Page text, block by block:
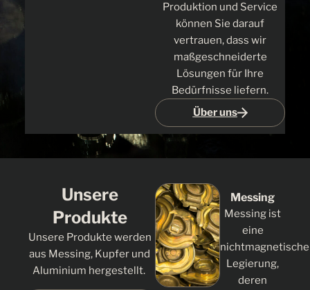
Produktion und Service
können Sie darauf
vertrauen, dass wir
maßgeschneiderte
Lösungen für Ihre
Bedürfnisse liefern.
Über uns
Unsere
Produkte
Unsere Produkte werden
aus Messing, Kupfer und
Aluminium hergestellt.
Messing
Messing ist
eine
nichtmagnetische
Legierung,
deren